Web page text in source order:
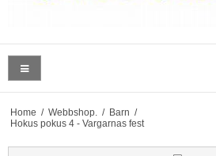
Home / Webbshop. / Barn /
Hokus pokus 4 - Vargarnas fest